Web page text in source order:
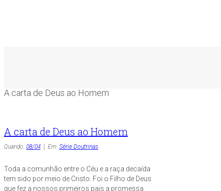
A carta de Deus ao Homem
A carta de Deus ao Homem
Quando: 08/04 Em: Série Doutrinas
Toda a comunhão entre o Céu e a raça decaída
tem sido por meio de Cristo. Foi o Filho de Deus
que fez a nossos primeiros pais a promessa